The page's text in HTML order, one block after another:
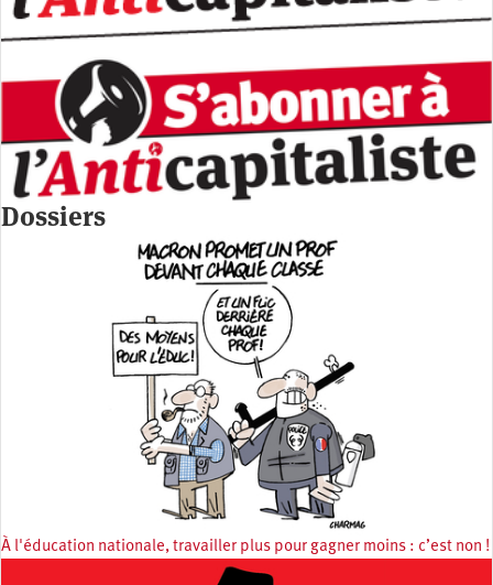
Dossiers
À l'éducation nationale, travailler plus pour gagner moins : c’est non !